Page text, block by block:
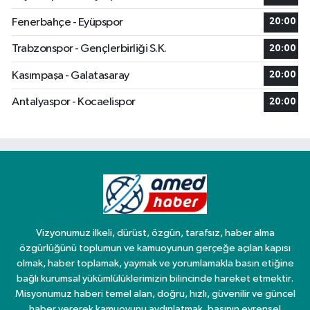
Fenerbahçe - Eyüpspor 20:00
Trabzonspor - Gençlerbirliği S.K. 20:00
Kasımpaşa - Galatasaray 20:00
Antalyaspor - Kocaelispor 20:00
Vizyonumuz ilkeli, dürüst, özgün, tarafsız, haber alma
özgürlüğünü toplumun ve kamuoyunun gerçeğe açılan kapısı
olmak, haber toplamak, yaymak ve yorumlamakla basın etiğine
bağlı kurumsal yükümlülüklerimizin bilincinde hareket etmektir.
Misyonumuz haberi temel alan, doğru, hızlı, güvenilir ve güncel